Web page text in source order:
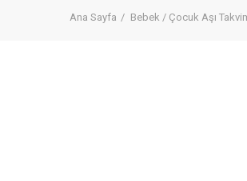
Ana Sayfa Bebek / Çocuk Aşı